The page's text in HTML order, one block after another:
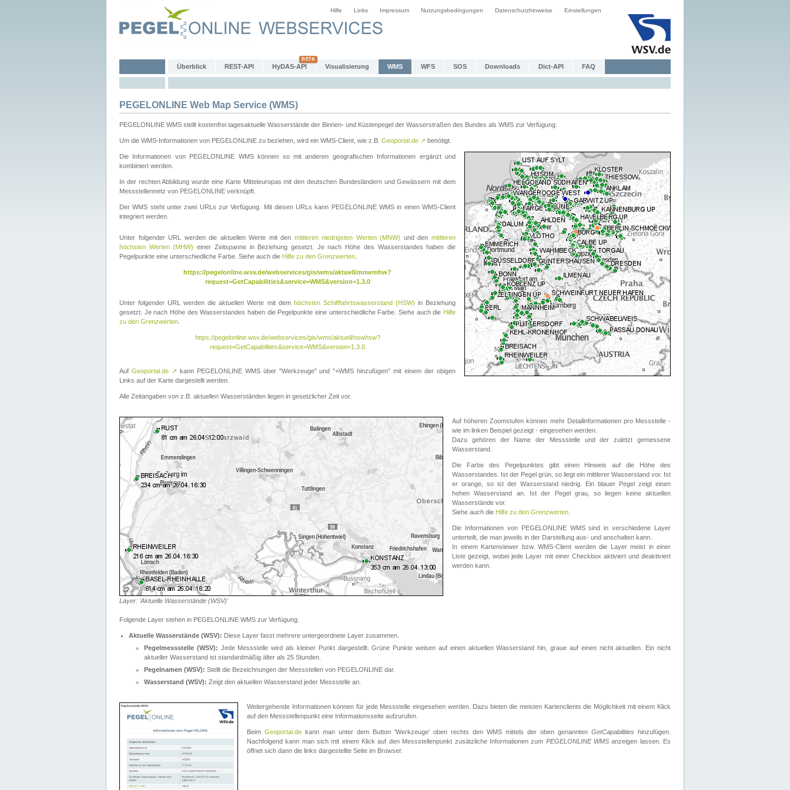
Hilfe Links Impressum Nutzungsbedingungen Datenschutzhinweise Einstellungen
Überblick REST-API HyDAS-API Visualisierung WMS WFS SOS Downloads Dict-API FAQ
PEGELONLINE Web Map Service (WMS)
PEGELONLINE WMS stellt kostenfrei tagesaktuelle Wasserstände der Binnen- und Küstenpegel der Wasserstraßen des Bundes als WMS zur Verfügung.
Um die WMS-Informationen von PEGELONLINE zu beziehen, wird ein WMS-Client, wie z.B. Geoportal.de ↗ benötigt.
Die Informationen von PEGELONLINE WMS können so mit anderen geografischen Informationen ergänzt und
kombiniert werden.
In der rechten Abbildung wurde eine Karte Mitteleuropas mit den deutschen Bundesländern und Gewässern mit dem
Messstellennetz von PEGELONLINE verknüpft.
Der WMS steht unter zwei URLs zur Verfügung. Mit diesen URLs kann PEGELONLINE WMS in einen WMS-Client
integriert werden.
Unter folgender URL werden die aktuellen Werte mit den mittleren niedrigsten Werten (MNW) und denmittleren
höchsten Werten (MHW) einer Zeitspanne in Beziehung gesetzt. Je nach Höhe des Wasserstandes haben die
Pegelpunkte eine unterschiedliche Farbe. Siehe auch die Hilfe zu den Grenzwerten
https://pegelonline.wsv.de/webservices/gis/wms/aktuell/mnwmhw?
request=GetCapabilities&service=WMS&version=1.3.0
Unter folgender URL werden die aktuellen Werte mit dem höchsten Schifffahrtswasserstand (HSW) in Beziehung
gesetzt. Je nach Höhe des Wasserstandes haben die Pegelpunkte eine unterschiedliche Farbe. Siehe auch die Hilfe
zu den Grenzwerten
https://pegelonline.wsv.de/webservices/gis/wms/aktuell/nswhsw?
request=GetCapabilities&service=WMS&version=1.3.0
Auf Geoportal.de ↗ kann PEGELONLINE WMS über "Werkzeuge" und "+WMS hinzufügen" mit einem der obigen
Links auf der Karte dargestellt werden.
Alle Zeitangaben von z.B. aktuellen Wasserständen liegen in gesetzlicher Zeit vor.
Layer: 'Aktuelle Wasserstände (WSV)'
Auf höheren Zoomstufen können mehr Detailinformationen pro Messstelle -
wie im linken Beispiel gezeigt - eingesehen werden.
Dazu gehören der Name der Messstelle und der zuletzt gemessene
Wasserstand.
Die Farbe des Pegelpunktes gibt einen Hinweis auf die Höhe des
Wasserstandes. Ist der Pegel grün, so liegt ein mittlerer Wasserstand vor. Ist
er orange, so ist der Wasserstand niedrig. Ein blauer Pegel zeigt einen
hohen Wasserstand an. Ist der Pegel grau, so liegen keine aktuellen
Wasserstände vor.
Siehe auch die Hilfe zu den Grenzwerten
Die Informationen von PEGELONLINE WMS sind in verschiedene Layer
unterteilt, die man jeweils in der Darstellung aus- und anschalten kann.
In einem Kartenviewer bzw. WMS-Client werden die Layer meist in einer
Liste gezeigt, wobei jede Layer mit einer Checkbox aktiviert und deaktiviert
werden kann.
Folgende Layer stehen in PEGELONLINE WMS zur Verfügung.
Aktuelle Wasserstände (WSV): Diese Layer fasst mehrere untergeordnete Layer zusammen.
Pegelmessstelle (WSV): Jede Messstelle wird als kleiner Punkt dargestellt. Grüne Punkte weisen auf einen aktuellen Wasserstand hin, graue auf einen nicht aktuellen. Ein nicht
aktueller Wasserstand ist standardmäßig älter als 25 Stunden.
Pegelnamen (WSV): Stellt die Bezeichnungen der Messstellen von PEGELONLINE dar.
Wasserstand (WSV): Zeigt den aktuellen Wasserstand jeder Messstelle an.
Weitergehende Informationen können für jede Messstelle eingesehen werden. Dazu bieten die meisten Kartenclients die Möglichkeit mit einem Klick
auf den Messstellenpunkt eine Informationsseite aufzurufen.
Beim Geoportal.de kann man unter dem Button 'Werkzeuge' oben rechts den WMS mittels der oben genannten GetCapabilities hinzufügen.
Nachfolgend kann man sich mit einem Klick auf den Messstellenpunkt zusätzliche Informationen zum PEGELONLINE WMSanzeigen lassen. Es
öffnet sich dann die links dargestellte Seite im Browser.